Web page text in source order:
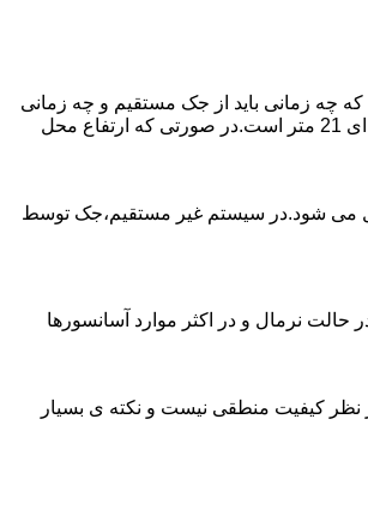
چه زمانی باید از جک مستقیم و چه زمانی
از جک غیرمستقیم استفاده کنیم؟ جک های مستقیم تا 21 متر را ساپورت می کنند و این مقدار در جک تلسکوپی تک مرحله ای 7 متر،دو مرحله ای 14 و سه مرحله ای 21 متر است.در صورتی که ارتفاع محل
می شود.در سیستم غیر مستقیم،جک توسط
نرمال و در اکثر موارد آسانسورها
نظر کیفیت منطقی نیست و نکته ی بسیار